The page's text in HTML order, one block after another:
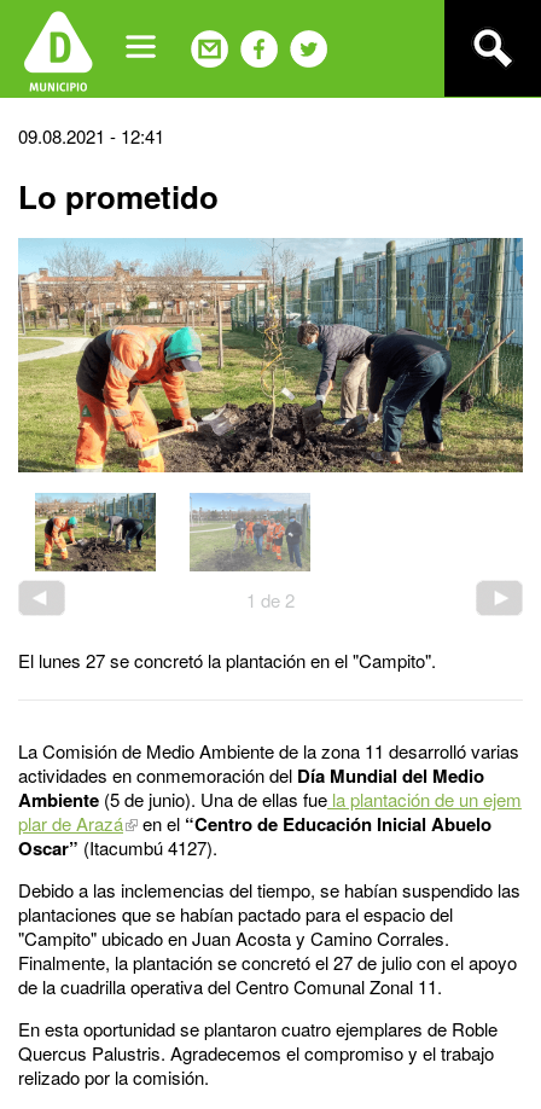
navigation
Back
top
09.08.2021 - 12:41
Lo prometido
1 de 2
El lunes 27 se concretó la plantación en el "Campito".
La Comisión de Medio Ambiente de la zona 11 desarrolló varias
actividades en conmemoración del Día Mundial del Medio
Ambiente (5 de junio). Una de ellas fue la plantación de un ejem
plar de Arazá
en el “Centro de Educación Inicial Abuelo
Oscar” (Itacumbú 4127).
Debido a las inclemencias del tiempo, se habían suspendido las
plantaciones que se habían pactado para el espacio del
"Campito" ubicado en Juan Acosta y Camino Corrales.
Finalmente, la plantación se concretó el 27 de julio con el apoyo
de la cuadrilla operativa del Centro Comunal Zonal 11.
En esta oportunidad se plantaron cuatro ejemplares de Roble
Quercus Palustris. Agradecemos el compromiso y el trabajo
relizado por la comisión.